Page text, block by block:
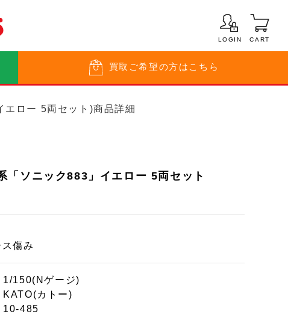
LOGIN CART
買取 ご希望の方はこちら
ロー 5両セット)商品詳細
「ソニック883」イエロー 5両セット
傷み
1/150(Nゲージ)
KATO(カトー)
10-485